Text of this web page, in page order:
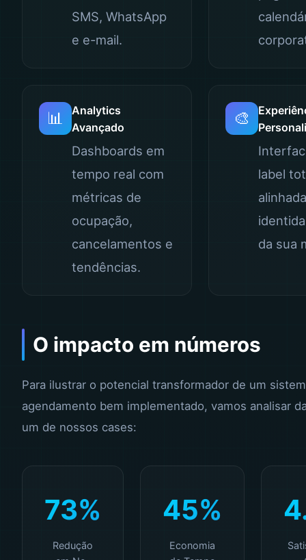
SMS, WhatsApp
e e-mail.
📊
Analytics
Avançado
Dashboards em
tempo real com
métricas de
ocupação,
cancelamentos e
tendências.
🎨
label
da sua
O impacto em números
Para ilustrar o potencial transformador de um
agendamento bem implementado, vamos analisar
um de nossos cases:
73%
Redução
45%
Economia